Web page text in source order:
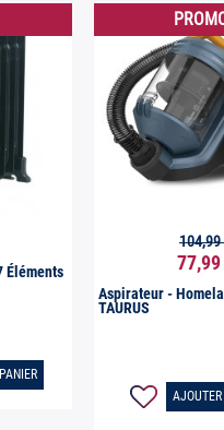
Éléments
Aperçu
77,99
104,99
Aspirateur -
TAURUS